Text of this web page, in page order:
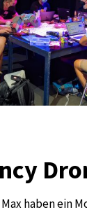
Max haben ein